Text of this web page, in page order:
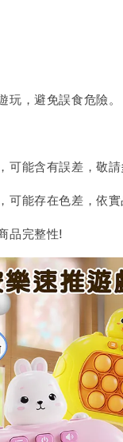
玩，避免誤食危險。
能含有誤差，敬請
能存在色差，依實
品完整性!